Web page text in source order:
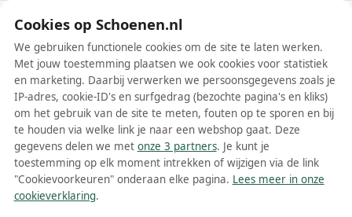
Schoenen.nl
Wis filters Alle filters
Beige solidus dames laarzen
Meer lezen
Cookies op Schoenen.nl
We gebruiken functionele cookies om de site te laten werken.
Met jouw toestemming plaatsen we ook cookies voor statistiek
en marketing. Daarbij verwerken we persoonsgegevens zoals je
IP-adres, cookie-ID's en surfgedrag (bezochte pagina's en kliks)
om het gebruik van de site te meten, fouten op te sporen en bij
te houden via welke link je naar een webshop gaat. Deze
gegevens delen we met onze 3 partners. Je kunt je
toestemming op elk moment intrekken of wijzigen via de link
"Cookievoorkeuren" onderaan elke pagina. Lees meer in onze
cookieverklaring.